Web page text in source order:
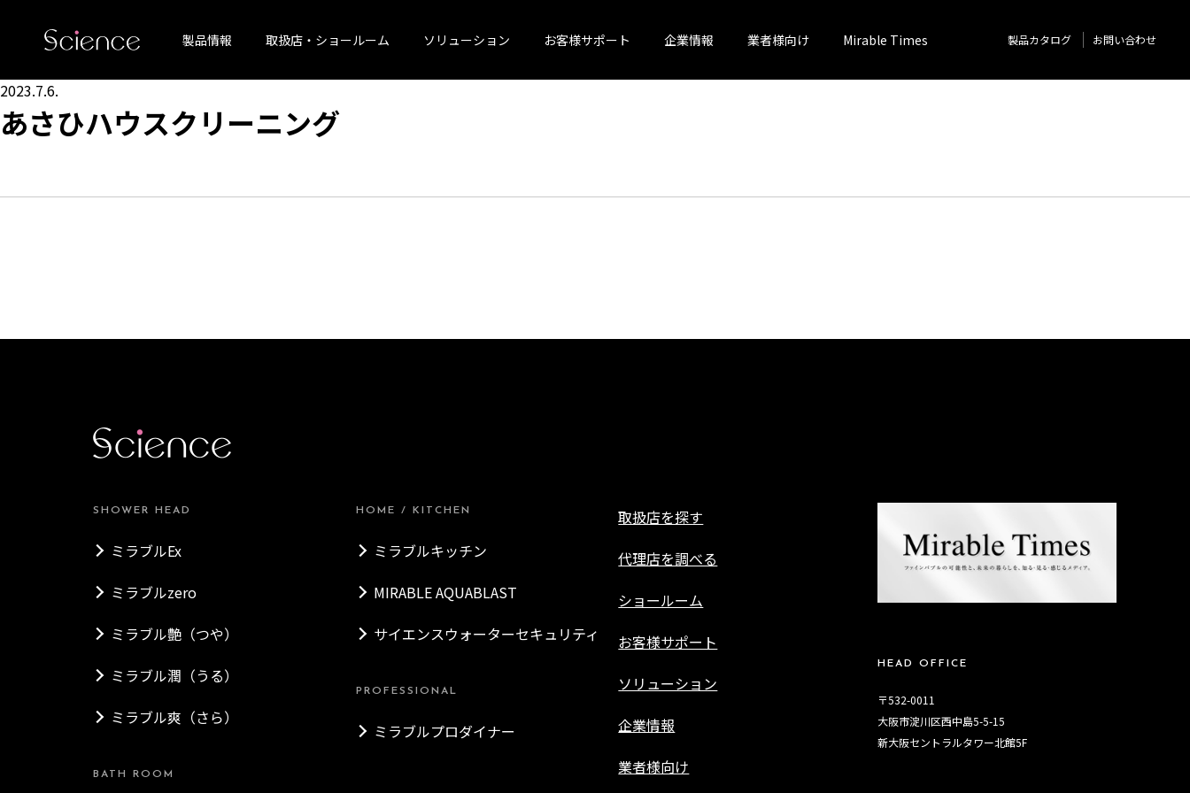
製品情報 取扱店・ショールーム ソリューション お客様サポート 企業情報 業者様向け Mirable Times 製品カタログ お問い合わせ
2023.7.6.
あさひハウスクリーニング
SHOWER HEAD
ミラブルEx
ミラブルzero
ミラブル艶（つや）
ミラブル潤（うる）
ミラブル爽（さら）
BATH ROOM
HOME / KITCHEN
ミラブルキッチン
MIRABLE AQUABLAST
サイエンスウォーターセキュリティ
PROFESSIONAL
ミラブルプロダイナー
取扱店を探す
代理店を調べる
ショールーム
お客様サポート
ソリューション
企業情報
業者様向け
HEAD OFFICE
〒532-0011
大阪市淀川区西中島5-5-15
新大阪セントラルタワー北館5F